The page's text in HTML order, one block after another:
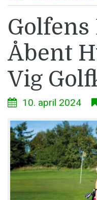
Golfens
Åbent
Vig
10. april 2024